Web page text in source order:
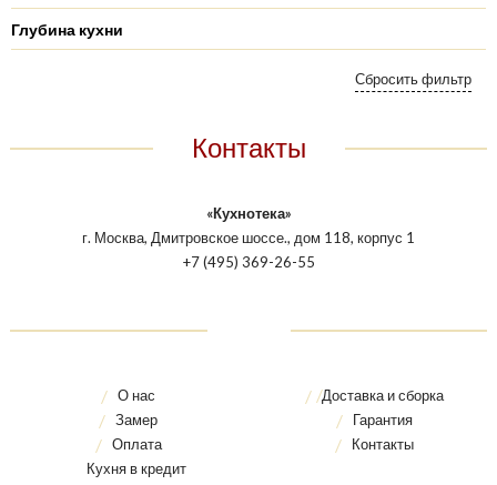
Глубина кухни
Контакты
«Кухнотека»
г. Москва, Дмитровское шоссе., дом 118, корпус 1
+7 (495) 369-26-55
О нас
Замер
Оплата
Кухня в кредит
Доставка и сборка
Гарантия
Контакты